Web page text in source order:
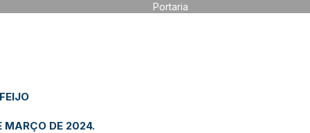
Portaria
MARÇO DE 2024.